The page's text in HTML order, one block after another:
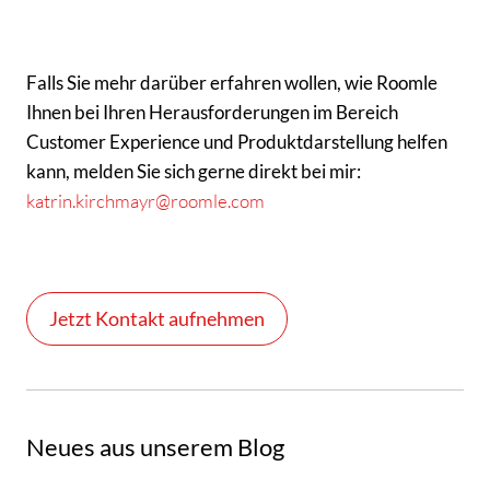
Falls Sie mehr darüber erfahren wollen, wie Roomle
Ihnen bei Ihren Herausforderungen im Bereich
Customer Experience und Produktdarstellung helfen
kann, melden Sie sich gerne direkt bei mir:
katrin.kirchmayr@roomle.com
Jetzt Kontakt aufnehmen
Neues aus unserem Blog